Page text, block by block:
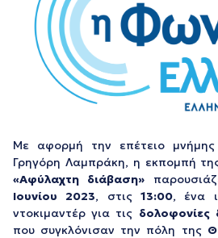
Με αφορμή την επέτειο
Γρηγόρη Λαμπράκη, η εκπομπή
«Αφύλαχτη διάβαση»
Ιουνίου 2023, στις13:00, ένα
ντοκιμαντέρ για τις
που συγκλόνισαν την πόλη της